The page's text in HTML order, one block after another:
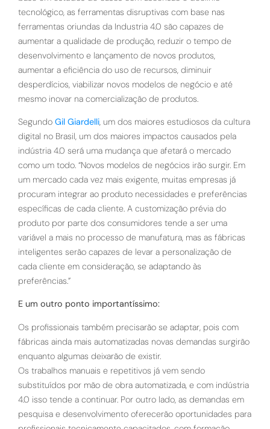
tecnológico, as ferramentas disruptivas com base nas
ferramentas oriundas da Industria 4.0 são capazes de
aumentar a qualidade de produção, reduzir o tempo de
desenvolvimento e lançamento de novos produtos,
aumentar a eficiência do uso de recursos, diminuir
desperdícios, viabilizar novos modelos de negócio e até
mesmo inovar na comercialização de produtos.
Segundo Gil Giardelli, um dos maiores estudiosos da cultura
digital no Brasil, um dos maiores impactos causados pela
indústria 4.0 será uma mudança que afetará o mercado
como um todo. “Novos modelos de negócios irão surgir. Em
um mercado cada vez mais exigente, muitas empresas já
procuram integrar ao produto necessidades e preferências
específicas de cada cliente. A customização prévia do
produto por parte dos consumidores tende a ser uma
variável a mais no processo de manufatura, mas as fábricas
inteligentes serão capazes de levar a personalização de
cada cliente em consideração, se adaptando às
preferências.”
E um outro ponto importantíssimo:
Os profissionais também precisarão se adaptar, pois com
fábricas ainda mais automatizadas novas demandas surgirão
enquanto algumas deixarão de existir.
Os trabalhos manuais e repetitivos já vem sendo
substituídos por mão de obra automatizada, e com indústria
4.0 isso tende a continuar. Por outro lado, as demandas em
pesquisa e desenvolvimento oferecerão oportunidades para